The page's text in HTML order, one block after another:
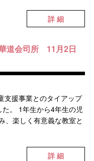
詳 細
華道会司所 11月2日
支援事業とのタイアップ
。 1年生から4年生の児
、楽しく有意義な教室と
詳 細